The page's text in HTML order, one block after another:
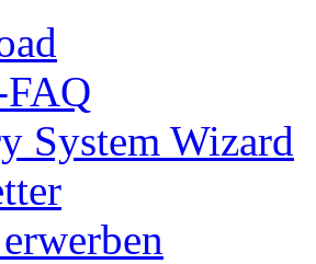
System Wizard